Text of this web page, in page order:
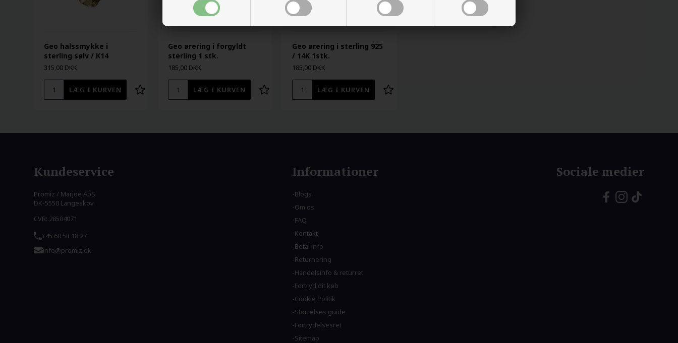
Geo halssmykke i
sterling sølv / K14
315,00 DKK
Geo ørering i forgyldt
sterling 1 stk.
185,00 DKK
Geo ørering i sterling 925
/ 14K 1stk.
185,00 DKK
Kundeservice
Promiz / Marjoe ApS
DK-5550 Langeskov
CVR: 28504071
+45 60 53 18 27
info@promiz.dk
Informationer
Blogs
Om os
FAQ
Kontakt
Betal info
Returnering
Handelsinfo & returret
Fortryd dit køb
Cookie Politik
Størrelses guide
Fortrydelsesret
Sitemap
Sociale medier